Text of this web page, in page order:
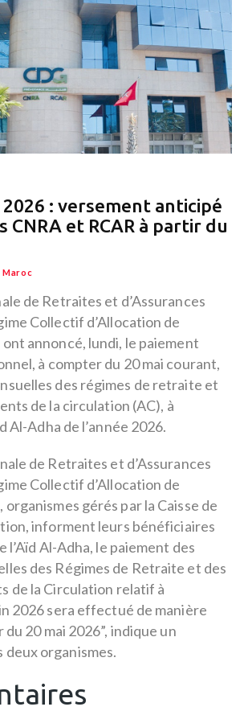
: versement anticipé
CNRA et RCAR à partir du
Maroc
de Retraites et d’Assurances
Collectif d’Allocation de
annoncé, lundi, le paiement
à compter du 20 mai courant,
des régimes de retraite et
de la circulation (AC), à
Al-Adha de l’année 2026.
de Retraites et d’Assurances
Collectif d’Allocation de
gérés par la Caisse de
informent leurs bénéficiaires
l’Aïd Al-Adha, le paiement des
des Régimes de Retraite et des
de la Circulation relatif à
2026 sera effectué de manière
20 mai 2026”, indique un
deux organismes.